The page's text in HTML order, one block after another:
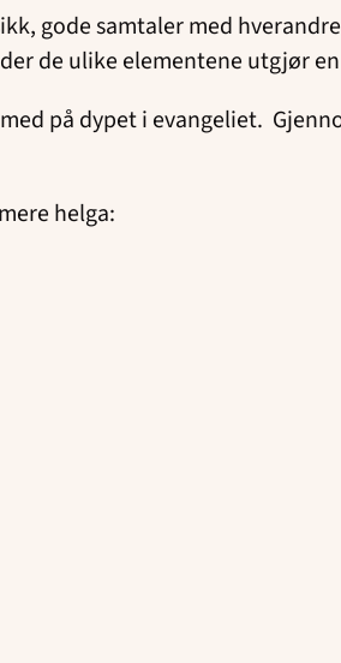
gode samtaler med
de ulike elementene utgjør
på dypet i evangeliet.
helga: